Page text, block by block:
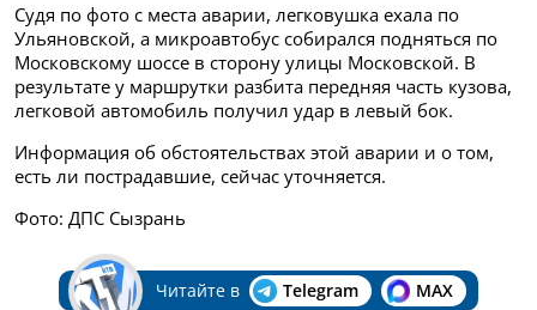
Судя по фото с места аварии, легковушка ехала по
Ульяновской, а микроавтобус собирался подняться по
Московскому шоссе в сторону улицы Московской. В
результате у маршрутки разбита передняя часть кузова,
легковой автомобиль получил удар в левый бок.
Информация об обстоятельствах этой аварии и о том,
есть ли пострадавшие, сейчас уточняется.
Фото: ДПС Сызрань
Читайте в Telegram MAX